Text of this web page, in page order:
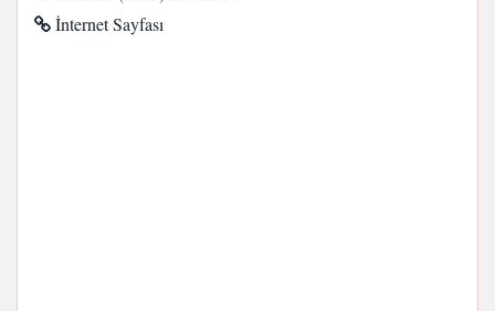
İnternet Sayfası